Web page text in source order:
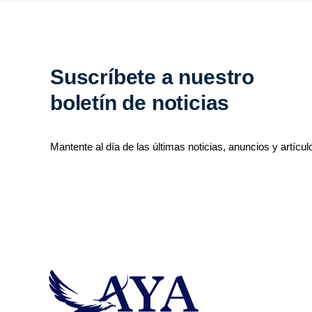
Suscríbete a nuestro
boletín de noticias
Mantente al día de las últimas noticias, anuncios y